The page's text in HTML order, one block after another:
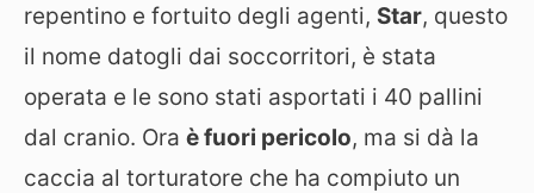
repentino e fortuito degli agenti, Star, questo
il nome datogli dai soccorritori, è stata
operata e le sono stati asportati i 40 pallini
dal cranio. Ora è fuori pericolo, ma si dà la
caccia al torturatore che ha compiuto un